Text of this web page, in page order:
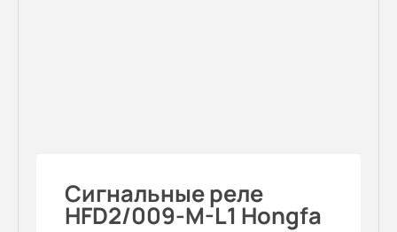
Сигнальные реле
HFD2/009-M-L1 Hongfa